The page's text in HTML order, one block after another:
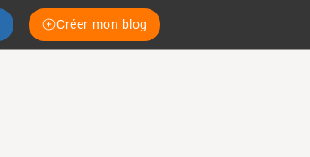
Créer mon blog